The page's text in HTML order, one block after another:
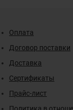
Оплата
Договор поставки
Доставка
Сертификаты
Прайс-лист
Политика в